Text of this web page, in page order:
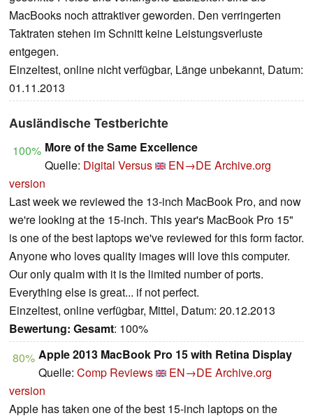
MacBooks noch attraktiver geworden. Den verringerten
Taktraten stehen im Schnitt keine Leistungsverluste
entgegen.
Einzeltest, online nicht verfügbar, Länge unbekannt, Datum:
01.11.2013
Ausländische Testberichte
100% More of the Same Excellence
Quelle: Digital Versus EN→DE Archive.org
version
Last week we reviewed the 13-inch MacBook Pro, and now
we're looking at the 15-inch. This year's MacBook Pro 15"
is one of the best laptops we've reviewed for this form factor.
Anyone who loves quality images will love this computer.
Our only qualm with it is the limited number of ports.
Everything else is great... if not perfect.
Einzeltest, online verfügbar, Mittel, Datum: 20.12.2013
Bewertung: Gesamt: 100%
80% Apple 2013 MacBook Pro 15 with Retina Display
Quelle: Comp Reviews EN→DE Archive.org
version
Apple has taken one of the best 15-inch laptops on the